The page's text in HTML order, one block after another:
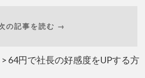
の記事を読む →
> 64円で社長の好感度をUPする方